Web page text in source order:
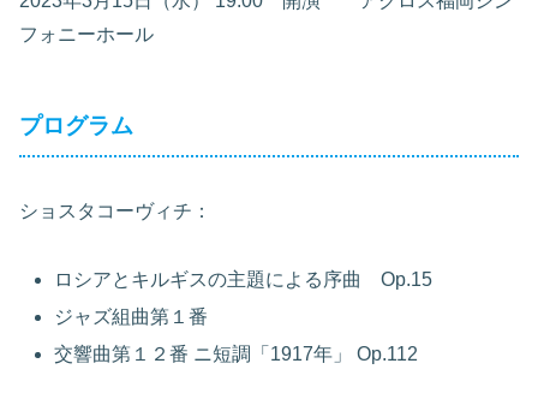
フォニーホール
プログラム
ショスタコーヴィチ：
ロシアとキルギスの主題による序曲 Op.15
ジャズ組曲第１番
交響曲第１２番 ニ短調「1917年」 Op.112